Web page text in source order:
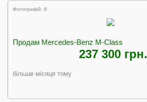
Фотографій: 8
Продам Mercedes-Benz M-Class
237 300 грн.
більше місяця тому